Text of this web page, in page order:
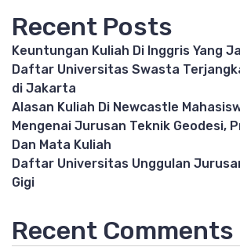
Recent Posts
Keuntungan Kuliah Di Inggris Yang
Daftar Universitas Swasta
di Jakarta
Alasan Kuliah Di Newcastle
Mengenai Jurusan Teknik Geodesi,
Dan Mata Kuliah
Daftar Universitas Unggulan
Gigi
Recent Comments